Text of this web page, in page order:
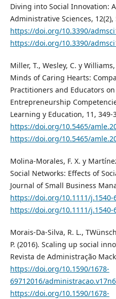
Diving into Social Innovation:
Administrative Sciences, 12(2),
https://doi.org/10.3390/
https://doi.org/10.3390/
Miller, T., Wesley, C. y
Minds of Caring Hearts:
Practitioners and Educators
Entrepreneurship
Learning y Education, 11, 349-
https://doi.org/10.5465/
https://doi.org/10.5465/
Molina‐Morales, F. X. y
Social Networks: Effects of
Journal of Small Business
https://doi.org/10.1111/j.1540-
https://doi.org/10.1111/j.1540-
Morais-Da-Silva, R. L.,
P. (2016). Scaling up social
Revista de Administração
https://doi.org/10.1590/1678-
69712016/
https://doi.org/10.1590/1678-